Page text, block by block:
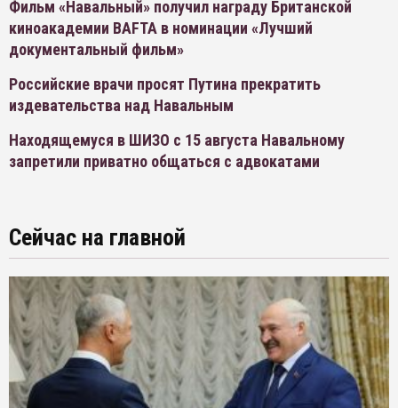
Фильм «Навальный» получил награду Британской
киноакадемии BAFTA в номинации «Лучший
документальный фильм»
Российские врачи просят Путина прекратить
издевательства над Навальным
Находящемуся в ШИЗО с 15 августа Навальному
запретили приватно общаться с адвокатами
Сейчас на главной